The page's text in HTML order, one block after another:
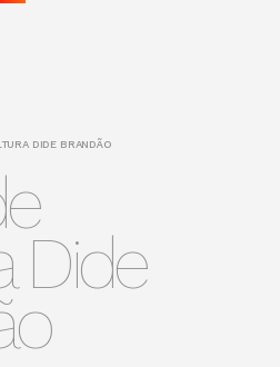
DIDE BRANDÃO
Dide